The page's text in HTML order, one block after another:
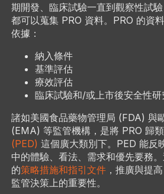
期開發、臨床試驗一直到觀察性試
都可以蒐集 PRO 資料。PRO 的資
依據：
納入條件
基準評估
療效評估
臨床試驗和/或上市後安全性
諸如美國食品藥物管理局 (FDA) 與
(EMA) 等監管機構，是將 PRO 歸
(PED) 這個廣大類別下。PED 能反
中的體驗、看法、需求和優先要務
的策略措施和指引文件，推廣與提
監管決策上的重要性。